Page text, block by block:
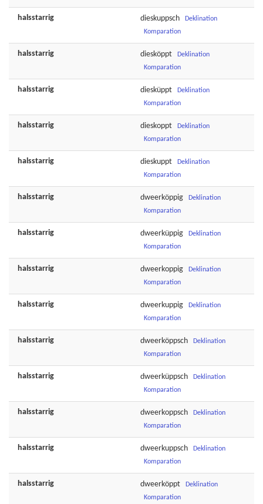
halsstarrig dieskuppsch
Deklination
Komparation
halsstarrig diesköppt
Deklination
Komparation
halsstarrig diesküppt
Deklination
Komparation
halsstarrig dieskoppt
Deklination
Komparation
halsstarrig dieskuppt
Deklination
Komparation
halsstarrig dweerköppig
Deklination
Komparation
halsstarrig dweerküppig
Deklination
Komparation
halsstarrig dweerkoppig
Deklination
Komparation
halsstarrig dweerkuppig
Deklination
Komparation
halsstarrig dweerköppsch
Deklination
Komparation
halsstarrig dweerküppsch
Deklination
Komparation
halsstarrig dweerkoppsch
Deklination
Komparation
halsstarrig dweerkuppsch
Deklination
Komparation
halsstarrig dweerköppt
Deklination
Komparation